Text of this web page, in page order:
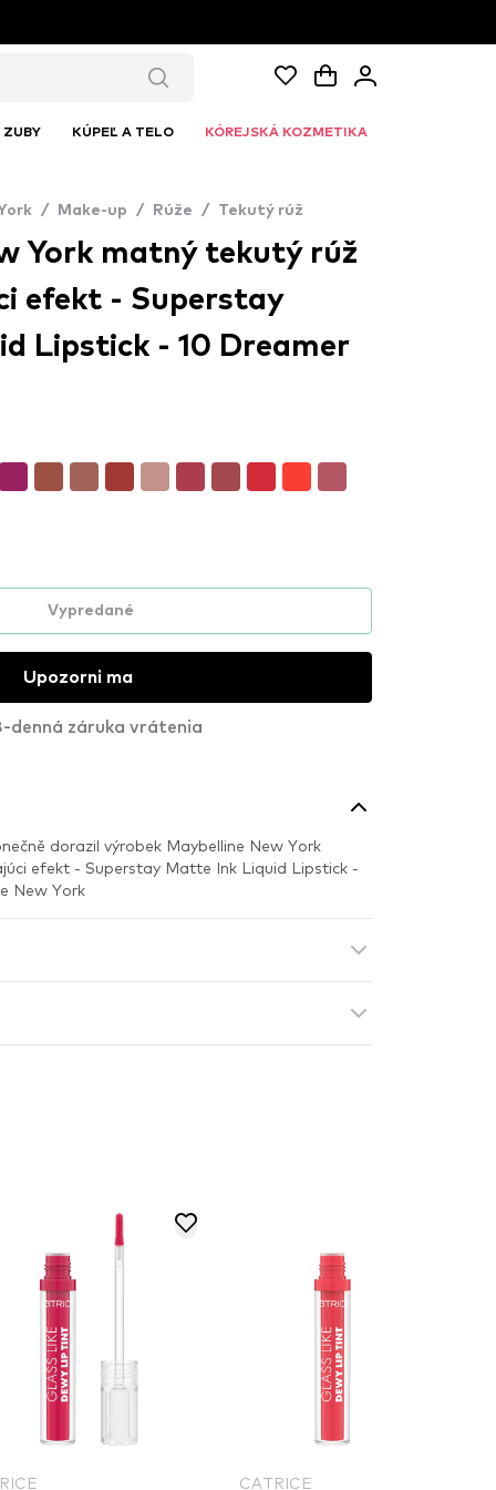
ZUBY KÚPEĽ A TELO KÓREJSKÁ KOZMETIKA
/ Make-up / Rúže / Tekutý rúž
York matný tekutý rúž
efekt - Superstay
Lipstick - 10 Dreamer
Vypredané
Upozorni ma
denná záruka vrátenia
dorazil výrobek Maybelline New York
efekt - Superstay Matte Ink Liquid Lipstick -
New York
CATRICE